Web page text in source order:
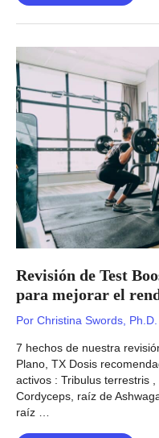
de
Iaso
un
té
limpiador
con
la
pérdida
de
peso?
Revisión de Test
para mejorar el
Por Christina Swords, Ph.D.
7 hechos de nuestra
Plano, TX Dosis
activos : Tribulus terrestris
Cordyceps, raíz de
raíz …